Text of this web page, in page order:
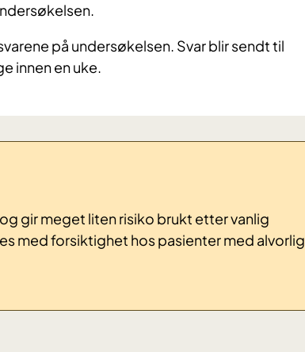
på undersøkelsen. Svar blir sendt til
innen en uke.
gir meget liten risiko brukt etter vanlig
med forsiktighet hos pasienter med alvorlig